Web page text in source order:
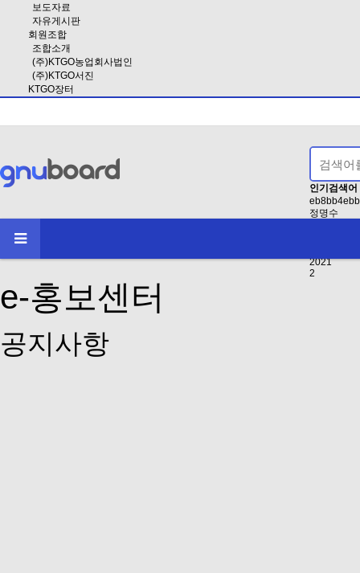
보도자료
자유게시판
회원조합
조합소개
(주)KTGO농업회사법인
(주)KTGO서진
KTGO장터
인기검색어
정명수
2021
2
e-홍보센터
공지사항